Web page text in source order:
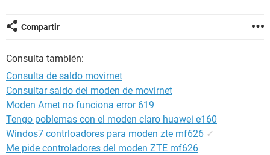
Compartir
Consulta también:
Consulta de saldo movirnet
Consultar saldo del moden de movirnet
Moden Arnet no funciona error 619
Tengo poblemas con el moden claro huawei e160
Windos7 contrloadores para moden zte mf626 ✓
Me pide controladores del moden ZTE mf626